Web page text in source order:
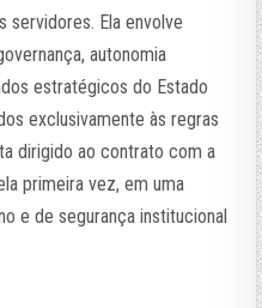
servidores. Ela envolve
autonomia
estratégicos do Estado
exclusivamente às regras
dirigido ao contrato com a
primeira vez, em uma
e de segurança institucional